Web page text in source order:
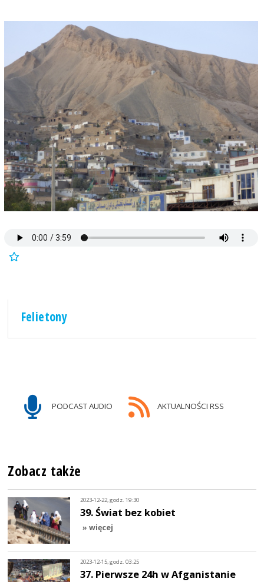
Felietony
PODCAST AUDIO AKTUALNOŚCI RSS
Zobacz także
2023-12-22, godz. 19:30
39. Świat bez kobiet
» więcej
2023-12-15, godz. 03:25
37. Pierwsze 24h w Afganistanie